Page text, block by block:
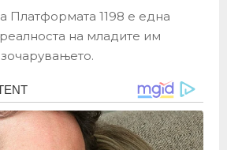
Платформата 1198 е една
на младите им